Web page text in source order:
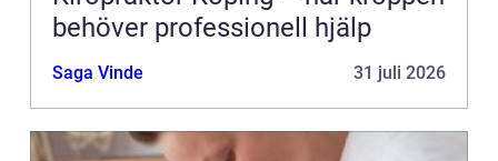
behöver professionell hjälp
Saga Vinde 31 juli 2026